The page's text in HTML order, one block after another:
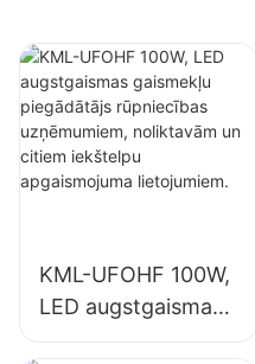
zālēm un
noliktavām.
KML-UFOHF 100W,
LED augstgaismas
gaismekļu